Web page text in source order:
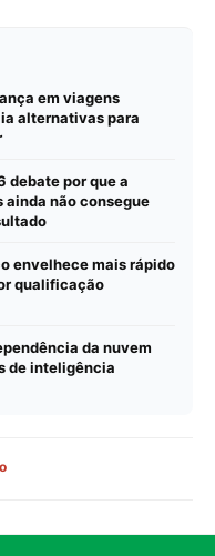
em viagens
alternativas para
debate por que a
ainda não consegue
envelhece mais rápido
qualificação
da nuvem
de inteligência